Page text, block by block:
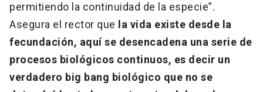
permitiendo la continuidad de la especie”.
Asegura el rector que
la vida existe desde la
fecundación, aquí se desencadena una serie de
procesos biológicos continuos, es decir un
verdadero big bang biológico que no se